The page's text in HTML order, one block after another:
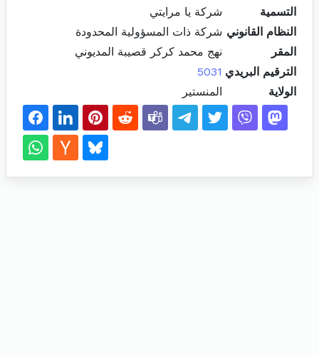
التسمية
شركة يا مرايتي
النظام القانوني شركة ذات المسؤولية المحدودة
المقر
نهج محمد كركر قصيبة المديوني
الترقيم البريدي 5031
الولاية
المنستير